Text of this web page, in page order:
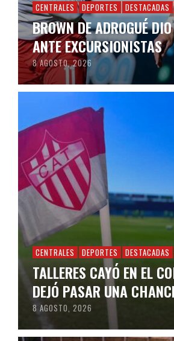
CENTRALES DEPORTES DESTACADAS
BROWN DE ADROGUÉ
ANTE EXCURSIONISTAS
8 AGOSTO, 2026
CENTRALES DEPORTES DESTACADAS
TALLERES CAYÓ EN EL
DEJÓ PASAR UNA
8 AGOSTO, 2026